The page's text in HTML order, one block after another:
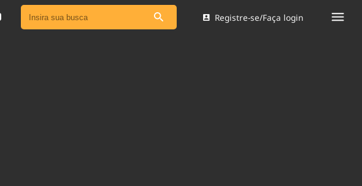
Ver todas as notícias
Registre-se/Faça login